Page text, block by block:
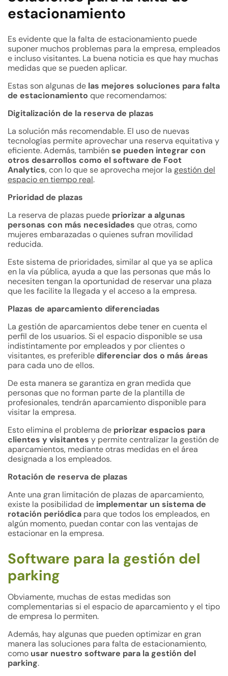
estacionamiento
Es evidente que la falta de estacionamiento puede
suponer muchos problemas para la empresa, empleados
e incluso visitantes. La buena noticia es que hay muchas
medidas que se pueden aplicar.
Estas son algunas de las mejores soluciones para falta
de estacionamiento que recomendamos:
Digitalización de la reserva de plazas
La solución más recomendable. El uso de nuevas
tecnologías permite aprovechar una reserva equitativa y
eficiente. Además, tambiénse pueden integrar con
otros desarrollos como el software de Foot
Analytics, con lo que se aprovecha mejor la gestión del
espacio en tiempo real.
Prioridad de plazas
La reserva de plazas puede priorizar a algunas
personas con más necesidades que otras, como
mujeres embarazadas o quienes sufran movilidad
reducida.
Este sistema de prioridades, similar al que ya se aplica
en la vía pública, ayuda a que las personas que más lo
necesiten tengan la oportunidad de reservar una plaza
que les facilite la llegada y el acceso a la empresa.
Plazas de aparcamiento diferenciadas
La gestión de aparcamientos debe tener en cuenta el
perfil de los usuarios. Si el espacio disponible se usa
indistintamente por empleados y por clientes o
visitantes, es preferiblediferenciar dos o más áreas
para cada uno de ellos.
De esta manera se garantiza en gran medida que
personas que no forman parte de la plantilla de
profesionales, tendrán aparcamiento disponible para
visitar la empresa.
Esto elimina el problema de priorizar espacios para
clientes y visitantes y permite centralizar la gestión de
aparcamientos, mediante otras medidas en el área
designada a los empleados.
Rotación de reserva de plazas
Ante una gran limitación de plazas de aparcamiento,
existe la posibilidad de implementar un sistema de
rotación periódica para que todos los empleados, en
algún momento, puedan contar con las ventajas de
estacionar en la empresa.
Software para la gestión del
parking
Obviamente, muchas de estas medidas son
complementarias si el espacio de aparcamiento y el tipo
de empresa lo permiten.
Además, hay algunas que pueden optimizar en gran
manera las soluciones para falta de estacionamiento,
como usar nuestro software para la gestión del
parking.